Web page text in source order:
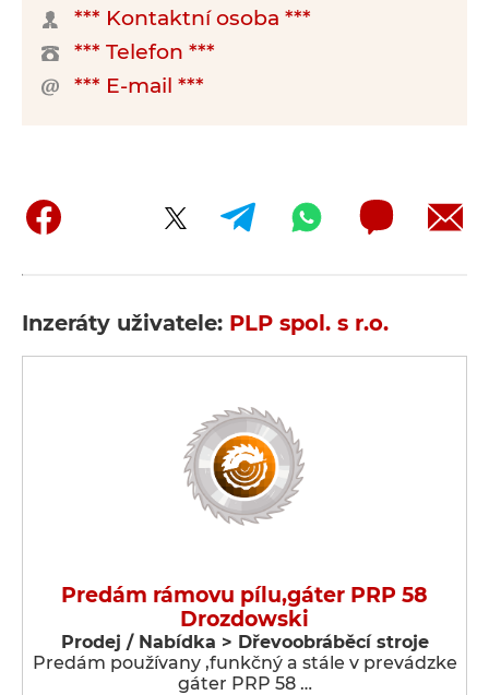
*** Kontaktní osoba ***
*** Telefon ***
*** E-mail ***
Inzeráty uživatele: PLP spol. s r.o.
Predám rámovu pílu,gáter PRP 58
Drozdowski
Prodej / Nabídka > Dřevoobráběcí stroje
Predám používany ,funkčný a stále v prevádzke
gáter PRP 58 …